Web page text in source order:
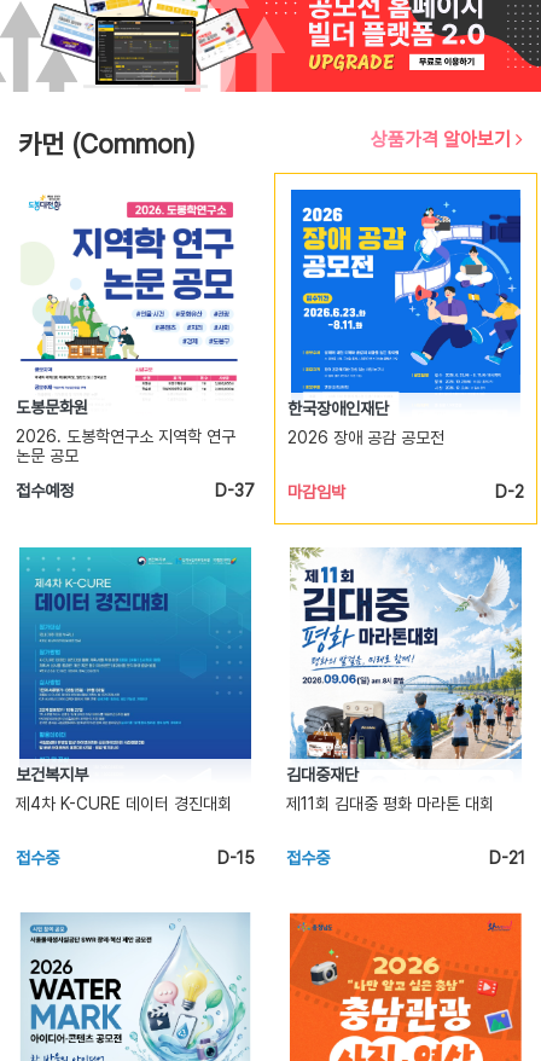
카먼 (Common) 상품가격 알아보기
도봉문화원
2026. 도봉학연구소 지역학 연구
논문 공모
접수예정
D-37
한국장애인재단
2026 장애 공감 공모전
마감임박 D-2
보건복지부
제4차 K-CURE 데이터 경진대회
접수중 D-15
김대중재단
제11회 김대중 평화 마라톤 대회
접수중 D-21